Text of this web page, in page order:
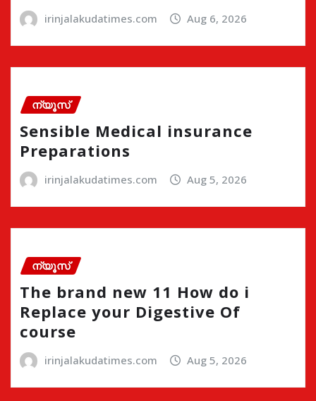
irinjalakudatimes.com Aug 6, 2026
ന്യൂസ്
Sensible Medical insurance
Preparations
irinjalakudatimes.com Aug 5, 2026
ന്യൂസ്
The brand new 11 How do i
Replace your Digestive Of
course
irinjalakudatimes.com Aug 5, 2026